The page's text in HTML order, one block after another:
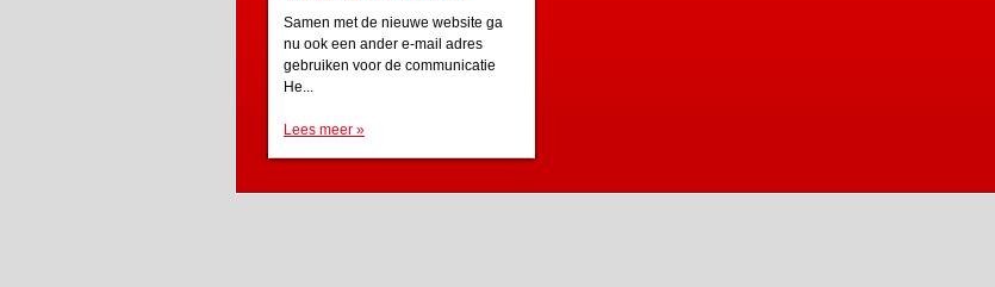
Samen met de nieuwe website ga
nu ook een ander e-mail adres
gebruiken voor de communicatie
He...
Lees meer »